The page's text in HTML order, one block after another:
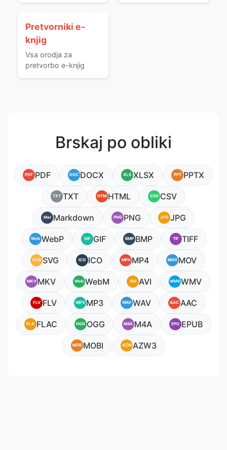
Pretvorniki e-
knjig
Vsa orodja za
pretvorbo e-knjig
Brskaj po obliki
PDF PDF DOC DOCX XLS XLSX PPT PPTX
TXT TXT HTM HTML CSV CSV
Mar Markdown PNG PNG JPG JPG
Web WebP GIF GIF BMP BMP TIF TIFF
SVG SVG ICO ICO MP4 MP4 MOV MOV
MKV MKV Web WebM AVI AVI WMVWMV
FLV FLV MP3 MP3 WAV WAV AAC AAC
FLA FLAC OGG OGG M4A M4A EPU EPUB
MOB MOBI AZWAZW3